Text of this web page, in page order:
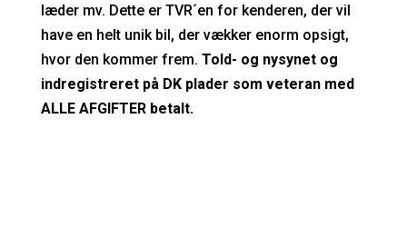
læder mv. Dette er TVR´en for kenderen, der vil
have en helt unik bil, der vækker enorm opsigt,
hvor den kommer frem. Told- og nysynet og
indregistreret på DK plader som veteran med
ALLE AFGIFTER betalt.